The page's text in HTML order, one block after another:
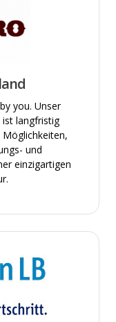
you. Unser
ist langfristig
und
einzigartigen